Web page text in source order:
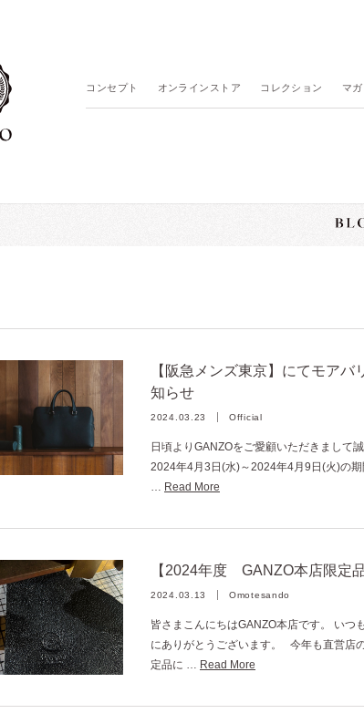
コンセプト オンラインストア コレクション マ
【阪急メンズ東京】にてモアバ
知らせ
2024.03.23 Official
日頃よりGANZOをご愛顧いただきまして
2024年4月3日(水)～2024年4月9日(火)の
… Read More
【2024年度 GANZO本店限定
2024.03.13 Omotesando
皆さまこんにちはGANZO本店です。 いつ
にありがとうございます。 今年も直営店
定品に … Read More